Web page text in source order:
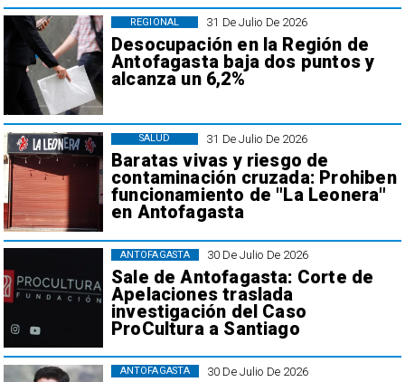
31 De Julio De 2026
Desocupación en la Región de
Antofagasta baja dos puntos y
alcanza un 6,2%
REGIONAL
31 De Julio De 2026
Baratas vivas y riesgo de
contaminación cruzada: Prohiben
funcionamiento de "La Leonera"
en Antofagasta
SALUD
30 De Julio De 2026
Sale de Antofagasta: Corte de
Apelaciones traslada
investigación del Caso
ProCultura a Santiago
ANTOFAGASTA
30 De Julio De 2026
ANTOFAGASTA